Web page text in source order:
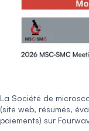
La Société de
(site web, résumés,
paiements) sur